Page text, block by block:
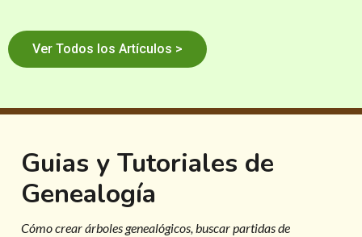
Ver Todos los Artículos >
Guias y Tutoriales de
Genealogía
Cómo crear árboles genealógicos, buscar partidas de